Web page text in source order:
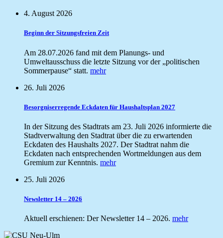
4. August 2026
Beginn der Sitzungsfreien Zeit
Am 28.07.2026 fand mit dem Planungs- und
Umweltausschuss die letzte Sitzung vor der „politischen
Sommerpause“ statt. mehr
26. Juli 2026
Besorgniserregende Eckdaten für Haushaltsplan 2027
In der Sitzung des Stadtrats am 23. Juli 2026 informierte die
Stadtverwaltung den Stadtrat über die zu erwartenden
Eckdaten des Haushalts 2027. Der Stadtrat nahm die
Eckdaten nach entsprechenden Wortmeldungen aus dem
Gremium zur Kenntnis. mehr
25. Juli 2026
Newsletter 14 – 2026
Aktuell erschienen: Der Newsletter 14 – 2026. mehr